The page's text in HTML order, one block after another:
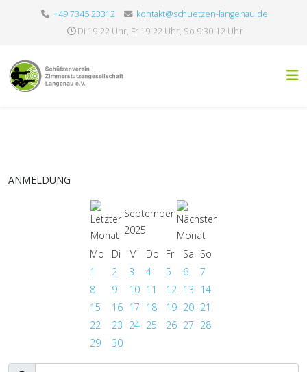
+49 7345 23312
kontakt@schuetzen-langenau.de
Di 19-22 Uhr, Fr 19-22 Uhr, So 9:30-12 Uhr
ANMELDUNG
September
2025
Mo
Di Mi Do Fr Sa So
1
2 3 4 5 6
7
8
9 10 11 12 13 14
15
16 17 18 19 20 21
22
23 24 25 26 27 28
29
30